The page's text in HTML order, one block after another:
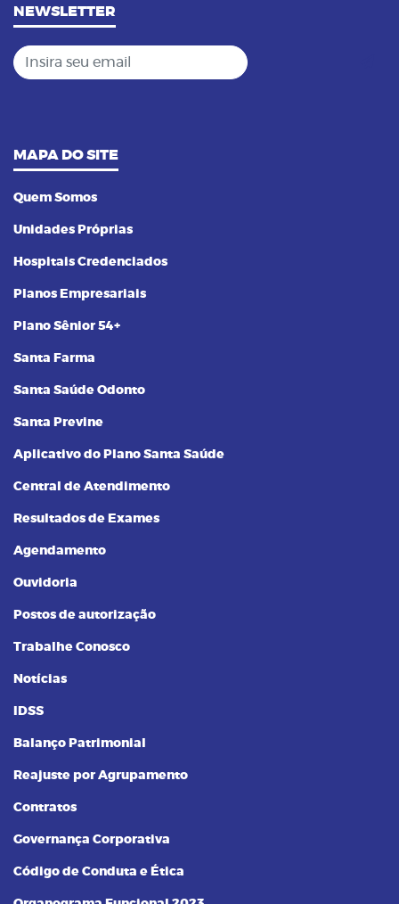
NEWSLETTER
Insira seu email
MAPA DO SITE
Quem Somos
Unidades Próprias
Hospitais Credenciados
Planos Empresariais
Plano Sênior 54+
Santa Farma
Santa Saúde Odonto
Santa Previne
Aplicativo do Plano Santa Saúde
Central de Atendimento
Resultados de Exames
Agendamento
Ouvidoria
Postos de autorização
Trabalhe Conosco
Notícias
IDSS
Balanço Patrimonial
Reajuste por Agrupamento
Contratos
Governança Corporativa
Código de Conduta e Ética